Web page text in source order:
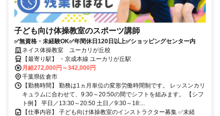
子ども向け体操教室のスポーツ講師
✅無資格・未経験OK✅年間休日120日以上✅ショッピングセンター内
ネイス体操教室 ユーカリが丘校
【最寄り駅】 ・京成本線 ユーカリが丘駅
月給272,000円～342,000円
千葉県佐倉市
【勤務時間】 勤務は1ヵ月単位の変形労働時間制です。 レッスンカリ
キュラムに合わせて、9:30～20:50の間でシフトを組みます。 【シフ
ト例】 平日／13:30～20:50 土日／9:30～18:...
【仕事内容】 子ども向け体操教室のインストラクター募集 ✅未経